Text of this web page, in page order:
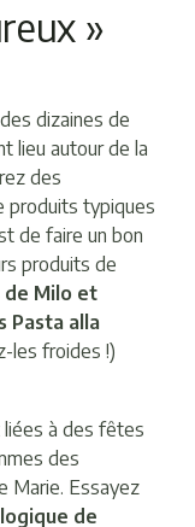
»
dizaines de
lieu autour de la
des
produits typiques
de faire un bon
produits de
de Milo et
Pasta alla
les froides !)
à des fêtes
des
Marie. Essayez
de